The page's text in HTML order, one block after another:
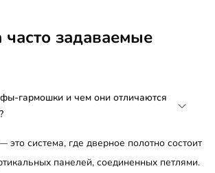
задаваемые
гармошки и чем они отличаются
система, где дверное полотно состоит
панелей, соединенных петлями.